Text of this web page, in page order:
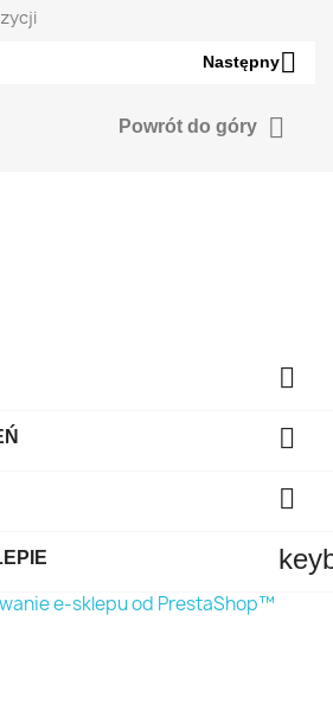
Następny
Powrót do góry 



e-sklepu od PrestaShop™